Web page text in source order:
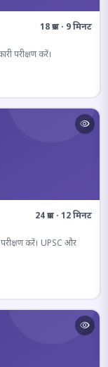
18 प्रश्न · 9 मिनट
परीक्षण करें।
24 प्रश्न · 12 मिनट
परीक्षण करें। UPSC और